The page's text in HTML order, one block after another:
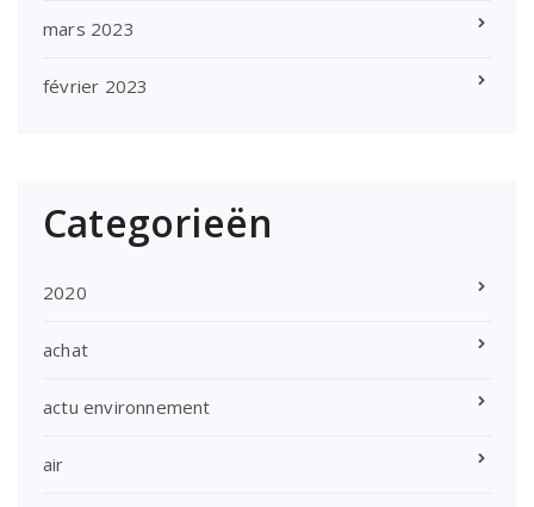
mars 2023
février 2023
Categorieën
2020
achat
actu environnement
air